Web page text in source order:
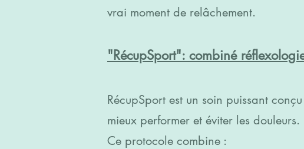
vrai moment de relâchement.
"RécupSport": combiné
RécupSport est un soin puissant
mieux performer et éviter les douleurs.
Ce protocole combine :